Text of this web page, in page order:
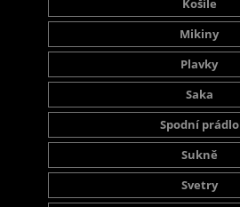
Košile
Mikiny
Plavky
Saka
Spodní prádlo
Sukně
Svetry